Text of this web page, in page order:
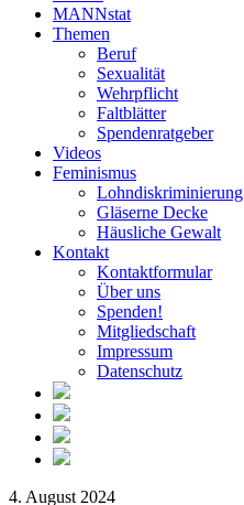
MANNstat
Themen
Beruf
Sexualität
Wehrpflicht
Faltblätter
Spendenratgeber
Videos
Feminismus
Lohndiskriminierung
Gläserne Decke
Häusliche Gewalt
Kontakt
Kontaktformular
Über uns
Spenden!
Mitgliedschaft
Impressum
Datenschutz
4. August 2024